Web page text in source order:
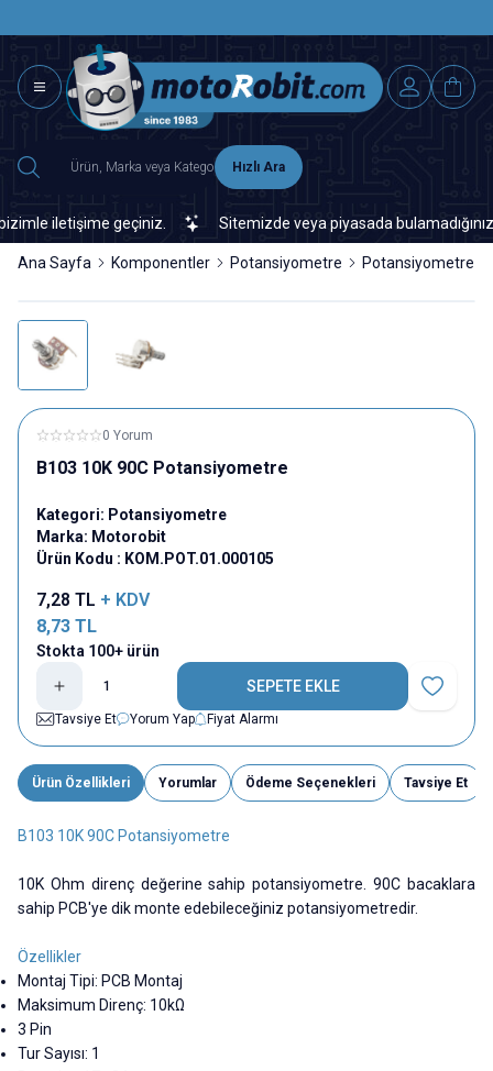
Hızlı Ara
iletişime geçiniz. Sitemizde veya piyasada bulamadığınız
Ana Sayfa Komponentler Potansiyometre Potansiyometre
0 Yorum
B103 10K 90C Potansiyometre
Kategori: Potansiyometre
Marka: Motorobit
Ürün Kodu : KOM.POT.01.000105
7,28 TL + KDV
8,73 TL
Stokta 100+ ürün
SEPETE EKLE
Favoriye
Tavsiye Et
Yorum Yap Fiyat Alarmı
Ürün Özellikleri Yorumlar Ödeme Seçenekleri Tavsiye Et
B103 10K 90C Potansiyometre
10K Ohm direnç değerine sahip potansiyometre. 90C bacaklara
sahip PCB'ye dik monte edebileceğiniz potansiyometredir.
Özellikler
Montaj Tipi: PCB Montaj
Maksimum Direnç: 10kΩ
3 Pin
Tur Sayısı: 1